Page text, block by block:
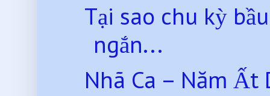
Tại sao chu kỳ
ngắn...
Nhã Ca – Năm Ất